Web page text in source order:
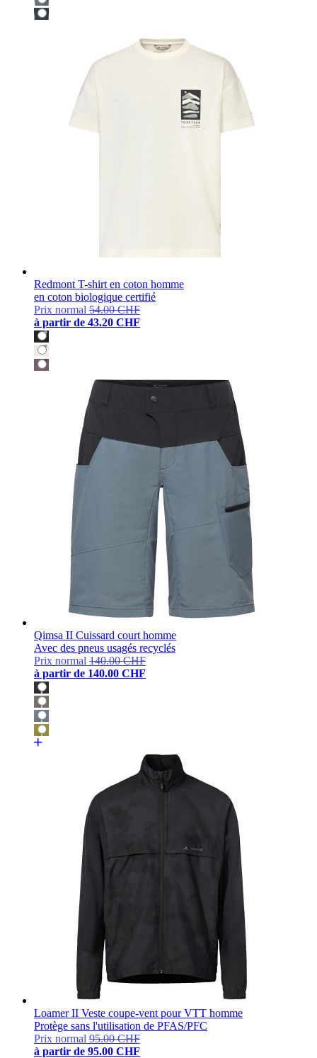
Redmont T-shirt en coton homme
en coton biologique certifié
Prix normal 54.00 CHF
à partir de 43.20 CHF
Qimsa II Cuissard court homme
Avec des pneus usagés recyclés
Prix normal 140.00 CHF
à partir de 140.00 CHF
Loamer II Veste coupe-vent pour VTT homme
Protège sans l'utilisation de PFAS/PFC
Prix normal 95.00 CHF
à partir de 95.00 CHF